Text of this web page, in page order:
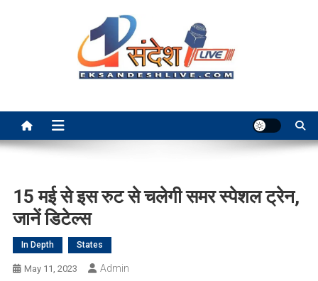
15 मई से इस रुट से चलेगी समर स्पेशल ट्रेन,
जानें डिटेल्स
In Depth States
May 11, 2023 Admin